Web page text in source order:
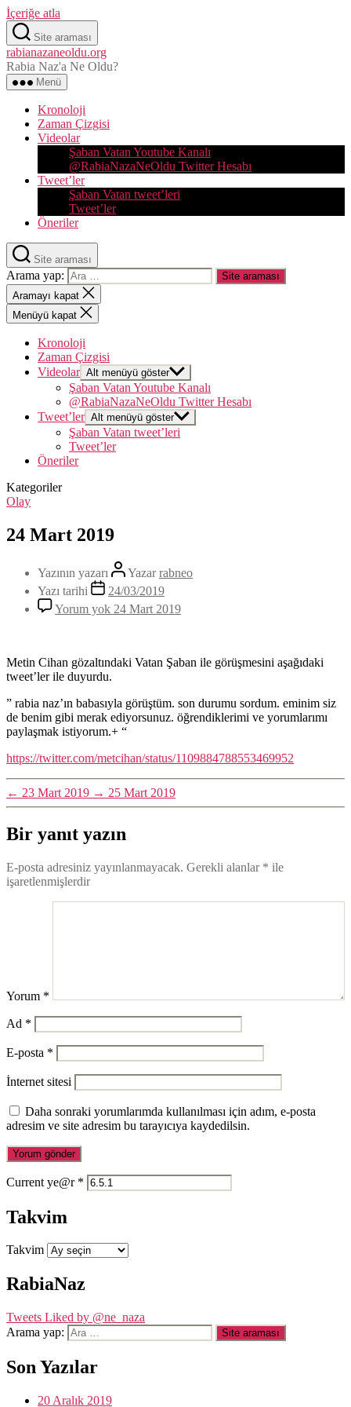
İçeriğe atla
Site araması
rabianazaneoldu.org
Rabia Naz'a Ne Oldu?
Menü
Kronoloji
Zaman Çizgisi
Videolar
Şaban Vatan Youtube Kanalı
@RabiaNazaNeOldu Twitter Hesabı
Tweet’ler
Şaban Vatan tweet’leri
Tweet’ler
Öneriler
Site araması
Arama yap:
Aramayı kapat
Menüyü kapat
Kronoloji
Zaman Çizgisi
Videolar Alt menüyü göster
Şaban Vatan Youtube Kanalı
@RabiaNazaNeOldu Twitter Hesabı
Tweet’ler Alt menüyü göster
Şaban Vatan tweet’leri
Tweet’ler
Öneriler
Kategoriler
Olay
24 Mart 2019
Yazının yazarı Yazarrabneo
Yazı tarihi
24/03/2019
Yorum yok 24 Mart 2019
Metin Cihan gözaltındaki Vatan Şaban ile görüşmesini aşağıdaki
tweet’ler ile duyurdu.
” rabia naz’ın babasıyla görüştüm. son durumu sordum. eminim siz
de benim gibi merak ediyorsunuz. öğrendiklerimi ve yorumlarımı
paylaşmak istiyorum.+ “
https://twitter.com/metcihan/status/1109884788553469952
← 23 Mart 2019 → 25 Mart 2019
Bir yanıt yazın
E-posta adresiniz yayınlanmayacak. Gerekli alanlar * ile
işaretlenmişlerdir
Yorum *
Ad *
E-posta *
İnternet sitesi
Daha sonraki yorumlarımda kullanılması için adım, e-posta
adresim ve site adresim bu tarayıcıya kaydedilsin.
Current ye@r *
Takvim
Takvim
RabiaNaz
Tweets Liked by @ne_naza
Arama yap:
Son Yazılar
20 Aralık 2019